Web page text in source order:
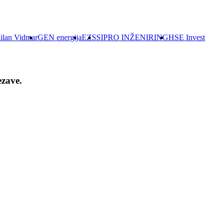
VidmarGEN energijaEZSSIPRO INŽENIRINGHSE Invest